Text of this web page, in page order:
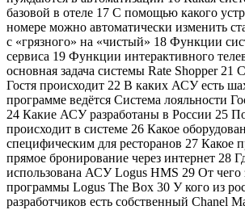
базовой в отеле 17 С помощью какого
номере можно автоматически изменить
с «грязного» на «чистый» 18 Функции
сервиса 19 Функции интерактивного
основная задача системы Rate Shopper 21
Гостя происходит 22 В каких АСУ есть
программе ведётся Система лояльности
24 Какие АСУ разработаны в России 25
происходит в системе 26 Какое
специфическим для ресторанов 27 Какое
прямое бронирование через интернет 28
использована АСУ Logus HMS 29 От чего
программы Logus The Box 30 У кого из
разработчиков есть собственный Chanel